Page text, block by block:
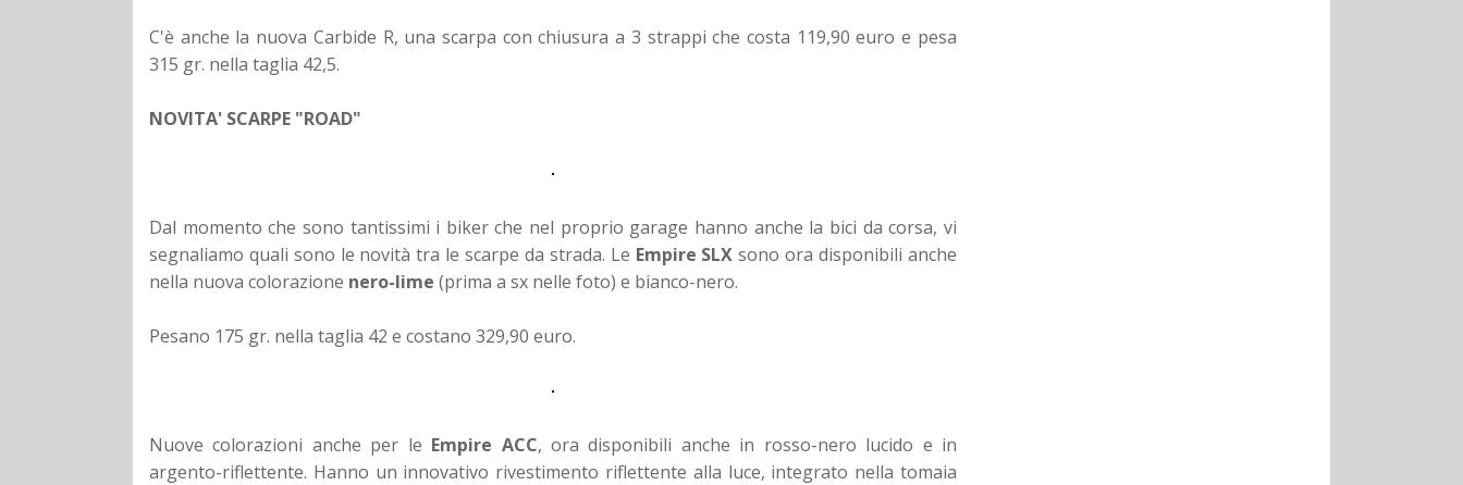
C'è anche la nuova Carbide R, una scarpa con chiusura a 3 strappi che costa 119,90 euro e pesa
315 gr. nella taglia 42,5.
NOVITA' SCARPE "ROAD"
Dal momento che sono tantissimi i biker che nel proprio garage hanno anche la bici da corsa, vi
segnaliamo quali sono le novità tra le scarpe da strada. Le Empire SLX sono ora disponibili anche
nella nuova colorazione nero-lime (prima a sx nelle foto) e bianco-nero.
Pesano 175 gr. nella taglia 42 e costano 329,90 euro.
Nuove colorazioni anche per le Empire ACC, ora disponibili anche in rosso-nero lucido e in
argento-riflettente. Hanno un innovativo rivestimento riflettente alla luce, integrato nella tomaia